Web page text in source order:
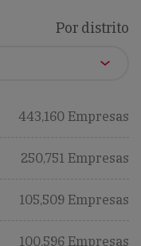
Por distrito
443,160 Empresas
250,751 Empresas
105,509 Empresas
100,596 Empresas